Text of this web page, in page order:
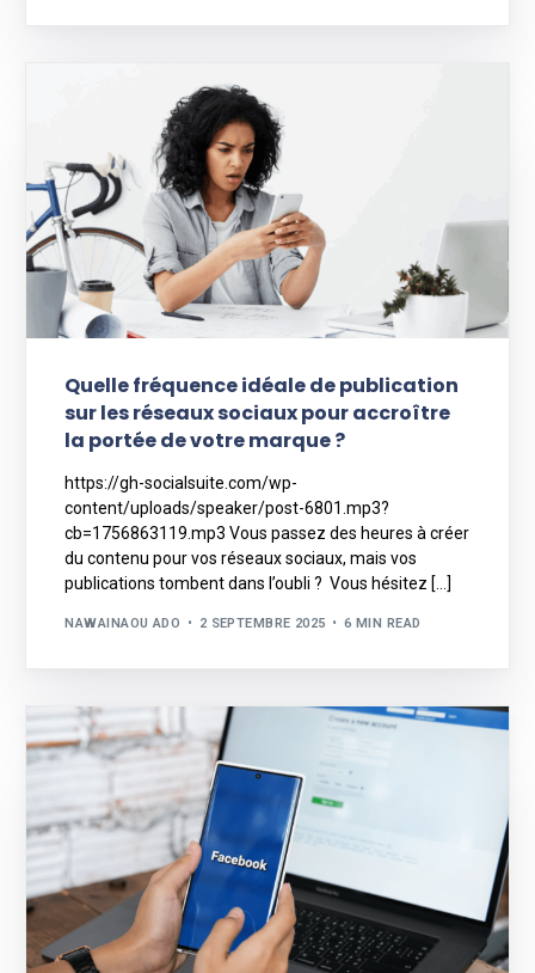
Quelle fréquence idéale de publication
sur les réseaux sociaux pour accroître
la portée de votre marque ?
https://gh-socialsuite.com/wp-
content/uploads/speaker/post-6801.mp3?
cb=1756863119.mp3 Vous passez des heures à créer
du contenu pour vos réseaux sociaux, mais vos
publications tombent dans l’oubli ? Vous hésitez […]
NAWAINAOU ADO 2 SEPTEMBRE 2025 6 MIN READ